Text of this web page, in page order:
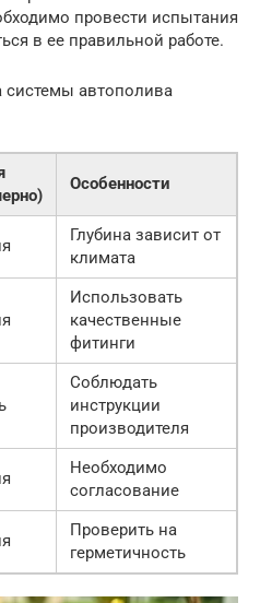
провести испытания
в ее правильной работе.
автополива
Особенности
Глубина зависит от
климата
Использовать
качественные
фитинги
Соблюдать
инструкции
производителя
Необходимо
согласование
Проверить на
герметичность